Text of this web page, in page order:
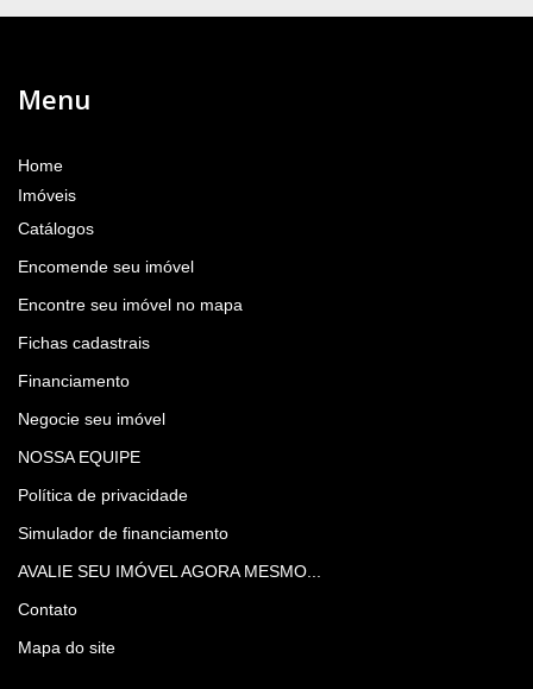
Menu
Home
Imóveis
Catálogos
Encomende seu imóvel
Encontre seu imóvel no mapa
Fichas cadastrais
Financiamento
Negocie seu imóvel
NOSSA EQUIPE
Política de privacidade
Simulador de financiamento
AVALIE SEU IMÓVEL AGORA MESMO...
Contato
Mapa do site